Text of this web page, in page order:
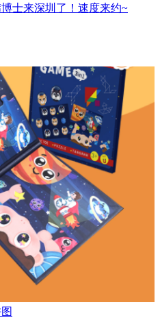
士来深圳了！速度来约~